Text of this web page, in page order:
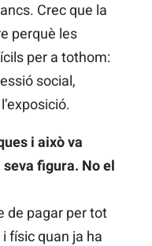
Crec que la
perquè les
per a tothom:
social,
i això va
figura. No el
de pagar per tot
físic quan ja ha